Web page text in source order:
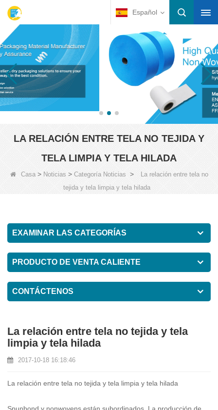
Español
LA RELACIÓN ENTRE TELA NO TEJIDA Y
TELA LIMPIA Y TELA HILADA
Casa> Noticias > Categoría Noticias >
La relación entre tela no
tejida y tela limpia y tela hilada
EXAMINAR LAS CATEGORÍAS
PRODUCTO DE VENTA CALIENTE
CONTÁCTENOS
La relación entre tela no tejida y tela
limpia y tela hilada
2017-10-18 16:18:46
La relación entre tela no tejida y tela limpia y tela hilada
Spunbond y nonwovens están subordinados. La producción de